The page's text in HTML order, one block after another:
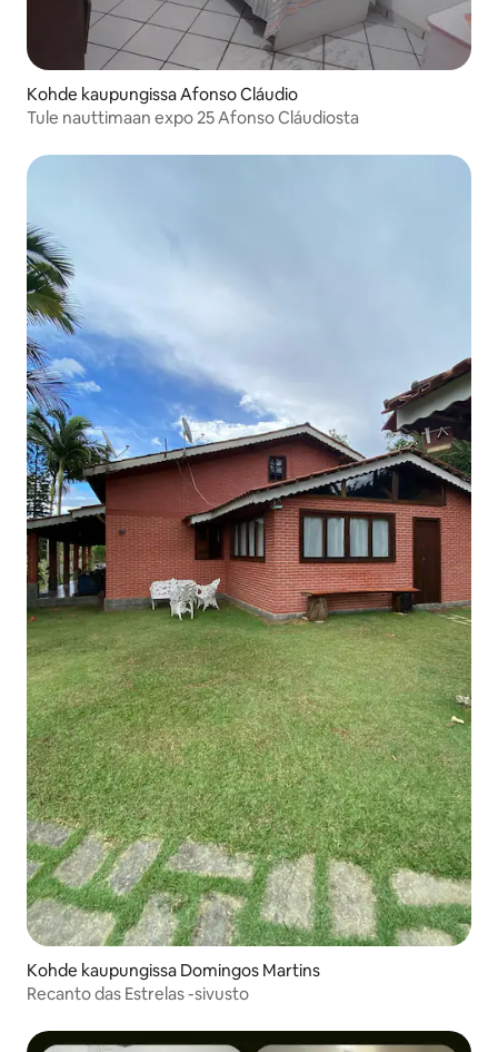
Kohde kaupungissa Afonso Cláudio
Tule nauttimaan expo 25 Afonso Cláudiosta
Kohde kaupungissa Domingos Martins
Recanto das Estrelas -sivusto